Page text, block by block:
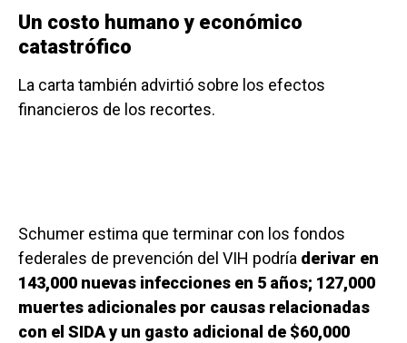
Un costo humano y económico
catastrófico
La carta también advirtió sobre los efectos
financieros de los recortes.
Schumer estima que terminar con los fondos
federales de prevención del VIH podría derivar en
143,000 nuevas infecciones en 5 años; 127,000
muertes adicionales por causas relacionadas
con el SIDA y un gasto adicional de $60,000